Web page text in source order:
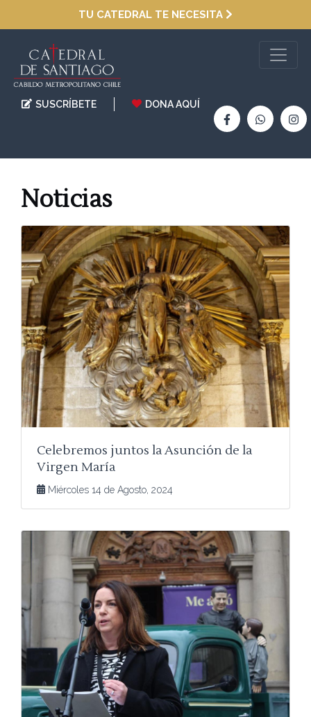
TU CATEDRAL TE NECESITA
SUSCRÍBETE DONA AQUÍ
Noticias
Celebremos juntos la Asunción de la
Virgen María
Miércoles 14 de Agosto, 2024